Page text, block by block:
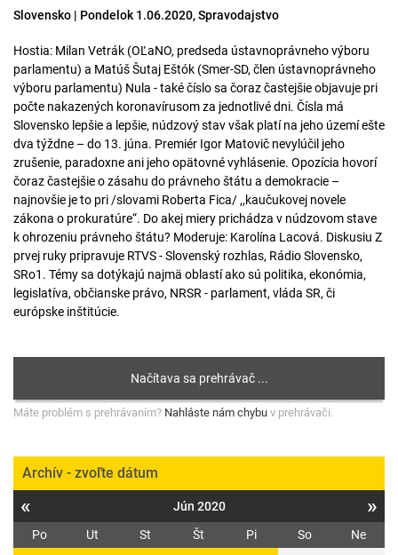
Slovensko | Pondelok 1.06.2020, Spravodajstvo
Hostia: Milan Vetrák (OĽaNO, predseda ústavnoprávneho výboru
parlamentu) a Matúš Šutaj Eštók (Smer-SD, člen ústavnoprávneho
výboru parlamentu) Nula - také číslo sa čoraz častejšie objavuje pri
počte nakazených koronavírusom za jednotlivé dni. Čísla má
Slovensko lepšie a lepšie, núdzový stav však platí na jeho území ešte
dva týždne – do 13. júna. Premiér Igor Matovič nevylúčil jeho
zrušenie, paradoxne ani jeho opätovné vyhlásenie. Opozícia hovorí
čoraz častejšie o zásahu do právneho štátu a demokracie –
najnovšie je to pri /slovami Roberta Fica/ ,,kaučukovej novele
zákona o prokuratúre“. Do akej miery prichádza v núdzovom stave
k ohrozeniu právneho štátu? Moderuje: Karolína Lacová. Diskusiu Z
prvej ruky pripravuje RTVS - Slovenský rozhlas, Rádio Slovensko,
SRo1. Témy sa dotýkajú najmä oblastí ako sú politika, ekonómia,
legislatíva, občianske právo, NRSR - parlament, vláda SR, či
európske inštitúcie.
Máte problém s prehrávaním? Nahláste nám chybu v prehrávači.
Archív - zvoľte dátum
« Jún 2020 »
Po Ut St Št Pi So
Ne